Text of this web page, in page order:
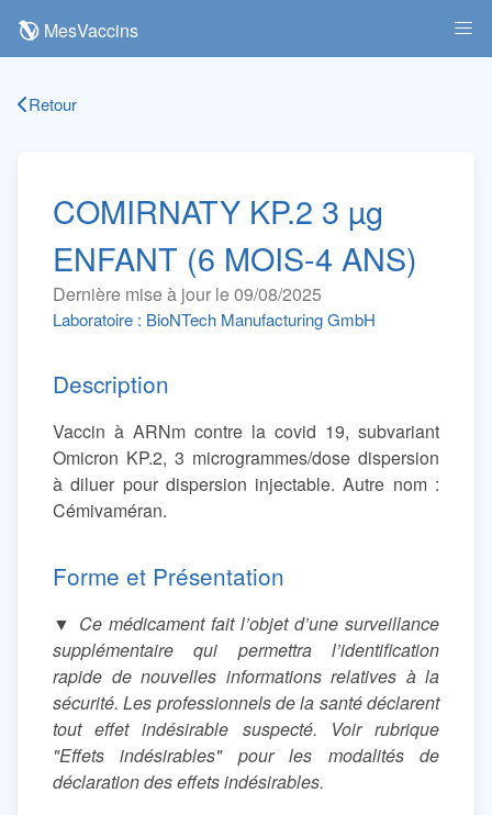
MesVaccins
Retour
COMIRNATY KP.2 3 µg
ENFANT (6 MOIS-4 ANS)
Dernière mise à jour le 09/08/2025
Laboratoire : BioNTech Manufacturing GmbH
Description
Vaccin à ARNm contre la covid 19, subvariant
Omicron KP.2, 3 microgrammes/dose dispersion
à diluer pour dispersion injectable. Autre nom :
Cémivaméran.
Forme et Présentation
▼ Ce médicament fait l’objet d’une surveillance
supplémentaire qui permettra l’identification
rapide de nouvelles informations relatives à la
sécurité. Les professionnels de la santé déclarent
tout effet indésirable suspecté. Voir rubrique
"Effets indésirables" pour les modalités de
déclaration des effets indésirables.